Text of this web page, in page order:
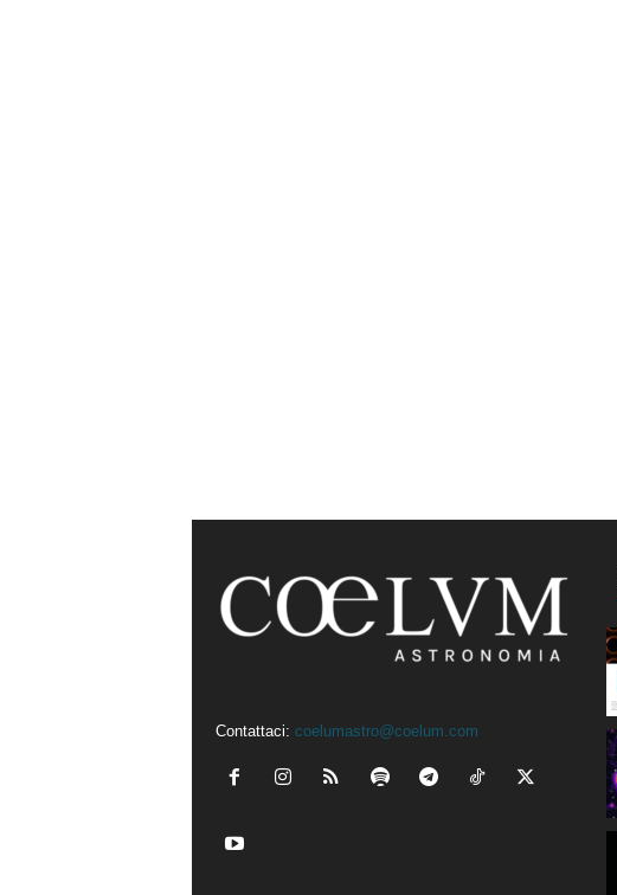
Contattaci: coelumastro@coelum.com